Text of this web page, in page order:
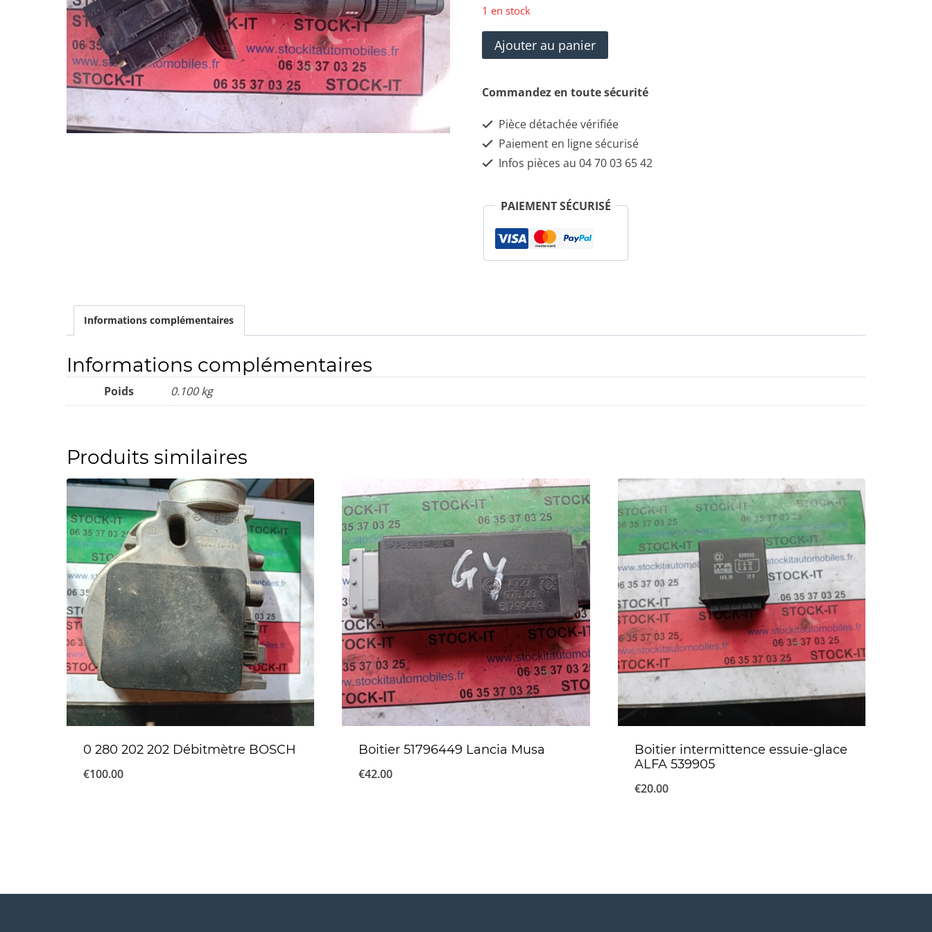
1 en stock
quantité
de
113123680
d'essuie-
glace
Ajouter au panier
Commandez en toute sécurité
Pièce détachée vérifiée
Paiement en ligne sécurisé
Infos pièces au 04 70 03 65 42
PAIEMENT SÉCURISÉ
Informations complémentaires
Informations complémentaires
Poids 0.100 kg
Produits similaires
0 280 202 202 Débitmètre BOSCH
€100.00
Boitier 51796449 Lancia Musa
€42.00
Boitier intermittence essuie-glace
ALFA 539905
€20.00